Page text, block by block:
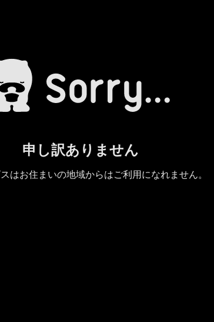
申し訳ありません
はお住まいの地域からはご利用になれません。